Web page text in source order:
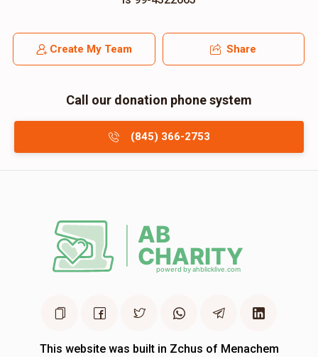
Create My Team Share
Call our donation phone system
(845) 366-2753
This website was built in Zchus of Menachem